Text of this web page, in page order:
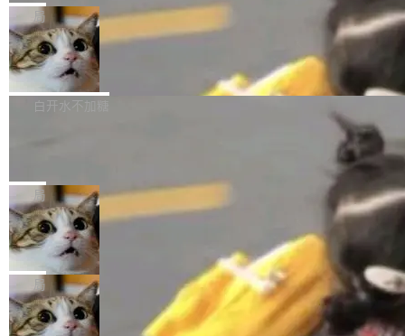
质的最低采样率）的音频格式将被拒绝 修复了 C
SS 圆角虚线样式中可能存在的问题 如果表单中
的图像元素不在同一个子树中，则它们将不再关
联 加...
最强的若干项。对于尚未正式发版的 PG 19，则
通过拉取过去一年内（从 PG 18 Beta1 时间点
至今）的所有 commit，同样交由 AI 分析提炼。
经过人工复核，准确度令人满意。这一方法也为
社区爱好者提供了高效跟踪新版本的思路。
维护工作一直与我的日常工作、家务、社交生活
和休闲娱乐竞争时间。" 这是 libexpat 维护者 S
ebastian Pipping 写在博客里的话。8 月 4 日，
他宣布了一个新消息：从 2026 年 8 月 1 日起，
他可以全职维护 libexpat 了，最长 6 个月。发
库之一。你的操作系统、浏览器、无数的基础设
施软件，很可能都在用它。而过去十年，维护它
的人一直在用业余...
局
Firefox 153.0.3 发布
Firefox 153.0.3 现已发布，具体更新内容如
下： New Smart Window 包含多项增强功能：
gi?id=2019042">Bug&nbsp;2019042</a>）</l
i> <li>现在，助手可以直接使用 Exa 的网络搜索
结果回答问题，而无需将问题转交给搜索引擎。
（<a href="https://bugzilla.mozilla.org/show_
bug.cgi?id=204...
白开水不加糖
的 npm 包。项目的核心论点是：容器不适合 Ag
ent 计算。真正适合的，是 Isolate。 Cloudflare
工程师在这件事上没什么可谦虚的——他们用 W
orkers 跑了十年 Isolate。用 CEO Matthew Pri
nce 的话说：「我们一生都在用 Isolate 运行代
码，而 AI Agent 不需要容器，它们需要的是 Iso
late。」 容器为什么不合适 容器的问题在于启动
局
OpenAI 公开邮件和聊天记录回应苹果
诉讼，称“Apple is getting this wron
g”
上个月，苹果一纸诉状把 OpenAI 告上法庭，指
控其挖角苹果前员工并窃取商业秘密。苹果的诉
状把 OpenAI 描述成一个系统性地从前东家挖
人、套取机密信息的对手。 OpenAI 没发律师
局
HUAWEI MatePad Edge上架WorkBu